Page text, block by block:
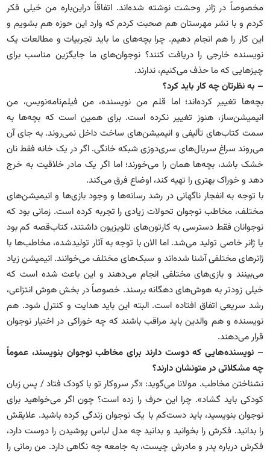
مخصوصاً در ژانر وحشت نوشته شده‌اند. اتفاقاً دراین‌باره من خیلی فکر
کردم و با نشر مهرستان هم صحبت کردم که وارد این حوزه هم بشویم و
این کار را هم انجام دهیم. چرا بچه‌های ما باید تجربیات و مطالعات یک
نویسنده خارجی را دریافت کنند؟ نوجوان‌های ما جایگزین مناسب برای
چیزهایی که ما حذف می‌کنیم، ندارند.
– به نظرتان چه کار باید کرد؟
بچه‌ها تغییر کرده‌اند؛ اما قلم من نویسنده، من فیلم‌نامه‌نویس، من
انیمیشن‌ساز، هنوز تغییر نکرده است. برای همین است که بچه‌ها به
سمت کتاب‌های تألیفی و انیمیشن‌های ساخت داخل نمی‌روند. به جای آن
می‌روند سراغ سریال‌های سری‌دوزی شبکه خانگی. اگر در یک خانه فقط نان
خشک باشد، بچه‌ها همان را می‌خورند؛ اما اگر یک مادر خلاقیت به خرج
دهد و خوراک بهتری را تهیه کند، اوضاع فرق می‌کند.
با توجه به انفجار ناگهانی در رشد رسانه‌ها و وجود بازی‌ها و انیمیشن‌های
مختلف، مخاطب نوجوان تحولات زیادی را تجربه کرده است. زمانی بود که
نوجوانان فقط دسترسی به کارتون‌های تلویزیون داشتند، کتاب‌قصه کم بود
یا ژانر خاصی تولید می‌شد. اما الان با توجه به آثار تولیدشده، مخاطب‌ها با
ژانرهای مختلفی آشنا شده‌اند و سبک‌های مختلف می‌خوانند. انیمیشن زیاد
می‌بینند و بازی‌های مختلفی انجام می‌دهند و این باعث شده است که
خیلی زودتر به هوش‌های دهگانه برسند. خصوصاً در بخش هوش انتزاعی،
رشد سریعی اتفاق افتاده است. البته این باید هدایت و کنترل شود. هم
نویسنده و هم والدین باید مراقب باشند که چه خوراکی در اختیار نوجوان
قرار می‌دهند.
– نویسنده‌هایی که دوست دارند برای مخاطب نوجوان بنویسند، عموماً
چه مشکلاتی در متونشان دارند؟
نشناختن مخاطب. مولانا می‌گوید: «گر سروکار تو با کودک فتاد / پس زبان
کودکی باید گشاد». چرا این حرف را زده است؟ چون اگر می‌خواهید برای
نوجوان بنویسید، باید دست‌کم با یک نوجوان زندگی کرده باشید. علایقش
را بدانید. فکرش را بخوانید و بدانید چه مدل لباس پوشیدن را دوست دارد،
فکرش درباره پدر و مادرش چیست، به جامعه چه نگاهی دارد. من رمانی را